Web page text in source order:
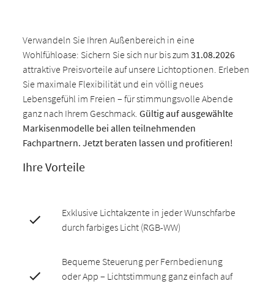
Verwandeln Sie Ihren Außenbereich in eine
Wohlfühloase: Sichern Sie sich nur bis zum31.08.2026
attraktive Preisvorteile auf unsere Lichtoptionen. Erleben
Sie maximale Flexibilität und ein völlig neues
Lebensgefühl im Freien – für stimmungsvolle Abende
ganz nach Ihrem Geschmack.Gültig auf ausgewählte
Markisenmodelle bei allen teilnehmenden
Fachpartnern. Jetzt beraten lassen und profitieren!
Ihre Vorteile
Exklusive Lichtakzente in jeder Wunschfarbe
durch farbiges Licht (RGB-WW)
Bequeme Steuerung per Fernbedienung
oder App – Lichtstimmung ganz einfach auf